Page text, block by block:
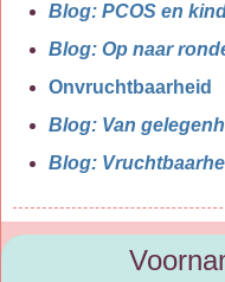
Blog: PCOS en
Blog: Op naar
Onvruchtbaarheid
Blog: Van
Blog: